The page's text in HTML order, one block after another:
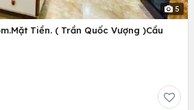
5
Tiền. ( Trần Quốc Vượng )Cầu